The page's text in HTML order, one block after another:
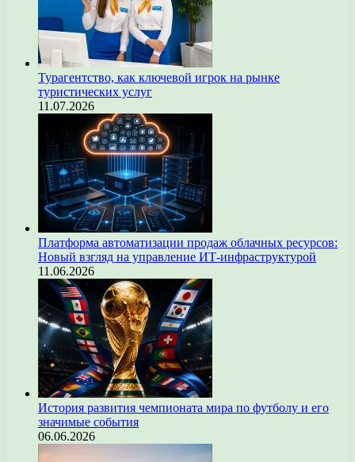
Турагентство, как ключевой игрок на рынке
туристических услуг
11.07.2026
Платформа автоматизации продаж облачных ресурсов:
Новый взгляд на управление ИТ-инфраструктурой
11.06.2026
История развития чемпионата мира по футболу и его
значимые события
06.06.2026